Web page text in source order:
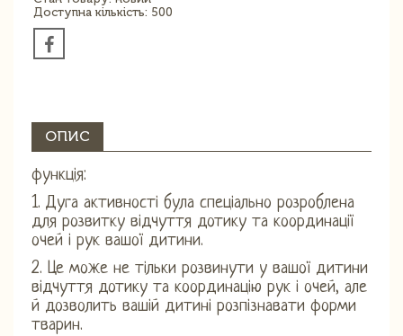
Доступна кількість: 500
ОПИС
функція:
1. Дуга активності була спеціально розроблена
для розвитку відчуття дотику та координації
очей і рук вашої дитини.
2. Це може не тільки розвинути у вашої дитини
відчуття дотику та координацію рук і очей, але
й дозволить вашій дитині розпізнавати форми
тварин.